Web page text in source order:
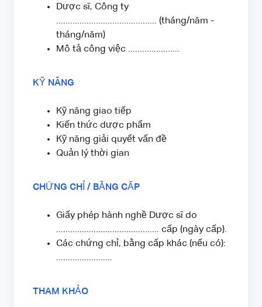
Dược sĩ, Công ty
........................................... (tháng/năm -
tháng/năm)
Mô tả công việc ......................
KỸ NĂNG
Kỹ năng giao tiếp
Kiến thức dược phẩm
Kỹ năng giải quyết vấn đề
Quản lý thời gian
CHỨNG CHỈ / BẰNG CẤP
Giấy phép hành nghề Dược sĩ do
............................................ cấp (ngày cấp).
Các chứng chỉ, bằng cấp khác (nếu có):
........................
THAM KHẢO